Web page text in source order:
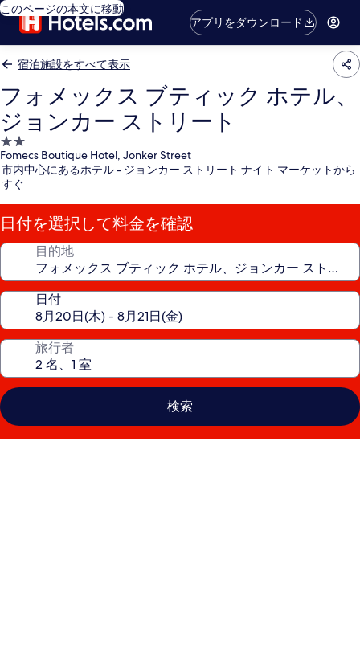
このページの本文に移動
アプリをダウンロード
宿泊施設をすべて表示
フォメックス ブティック ホテル、
ジョンカー ストリート
2.0
つ
星
宿
泊
施
設
Fomecs Boutique Hotel, Jonker Street
市内中心にあるホテル - ジョンカー ストリート ナイト マーケットから
すぐ
日付を選択して料金を確認
目的地
日付
旅行者
検索